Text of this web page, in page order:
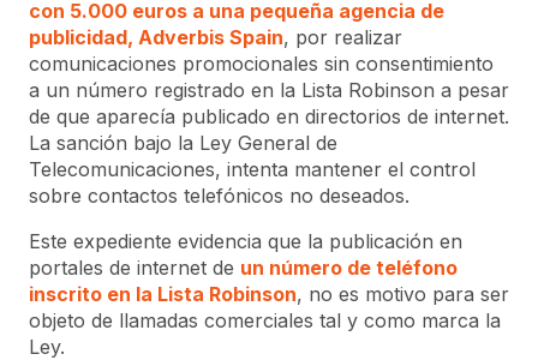
con 5.000 euros a una pequeña agencia de
publicidad, Adverbis Spain, por realizar
comunicaciones promocionales sin consentimiento
a un número registrado en la Lista Robinson a pesar
de que aparecía publicado en directorios de internet.
La sanción bajo la Ley General de
Telecomunicaciones, intenta mantener el control
sobre contactos telefónicos no deseados.
Este expediente evidencia que la publicación en
portales de internet de un número de teléfono
inscrito en la Lista Robinson, no es motivo para ser
objeto de llamadas comerciales tal y como marca la
Ley.